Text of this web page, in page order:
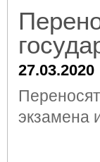
27.03.2020
экзамена